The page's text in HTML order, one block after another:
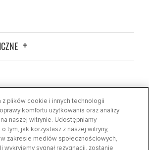
z plików cookie i innych technologii
komfortu użytkowania oraz analizy
naszej witrynie. Udostępniamy
tym, jak korzystasz z naszej witryny,
zakresie mediów społecznościowych,
wykryjemy sygnał rezygnacji, zostanie